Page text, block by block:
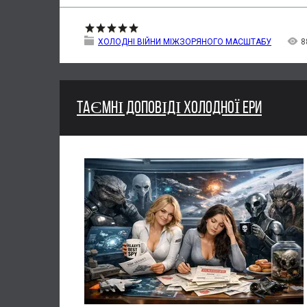
ХОЛОДНІ ВІЙНИ МІЖЗОРЯНОГО МАСШТАБУ
ТАЄМНІ ДОПОВІДІ ХОЛОДНОЇ ЕРИ